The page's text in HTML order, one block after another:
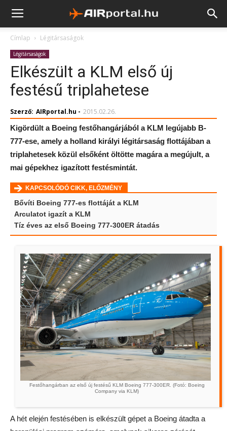
Címlap Légitársaságok
Légitársaságok
Elkészült a KLM első új
festésű triplahetese
Szerző: AIRportal.hu - 2015.02.26.
Kigördült a Boeing festőhangárjából a KLM legújabb B-
777-ese, amely a holland királyi légitársaság flottájában a
triplahetesek közül elsőként öltötte magára a megújult, a
mai gépekhez igazított festésmintát.
KAPCSOLÓDÓ CIKK, ELŐZMÉNY
Bővíti Boeing 777-es flottáját a KLM
Arculatot igazít a KLM
Tíz éves az első Boeing 777-300ER átadás
Festőhangárban az első új festésű KLM Boeing 777-300ER. (Fotó: Boeing
Company via KLM)
A hét elején festésében is elkészült gépet a Boeing átadta a